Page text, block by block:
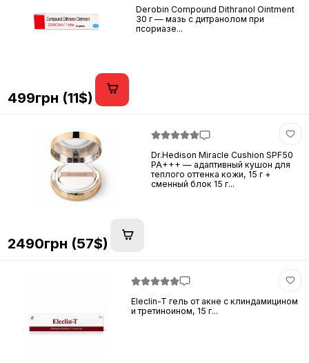
Derobin Compound Dithranol Ointment
30 г — мазь с дитранолом при
псориазе...
499грн (11$)
Dr.Hedison Miracle Cushion SPF50
PA+++ — адаптивный кушон для
теплого оттенка кожи, 15 г +
сменный блок 15 г...
2490грн (57$)
Eleclin-T гель от акне с клиндамицином
и третиноином, 15 г...